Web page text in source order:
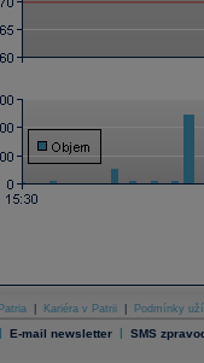
Kariéra v Patrii Podmínky
| E-mail newsletter | SMS